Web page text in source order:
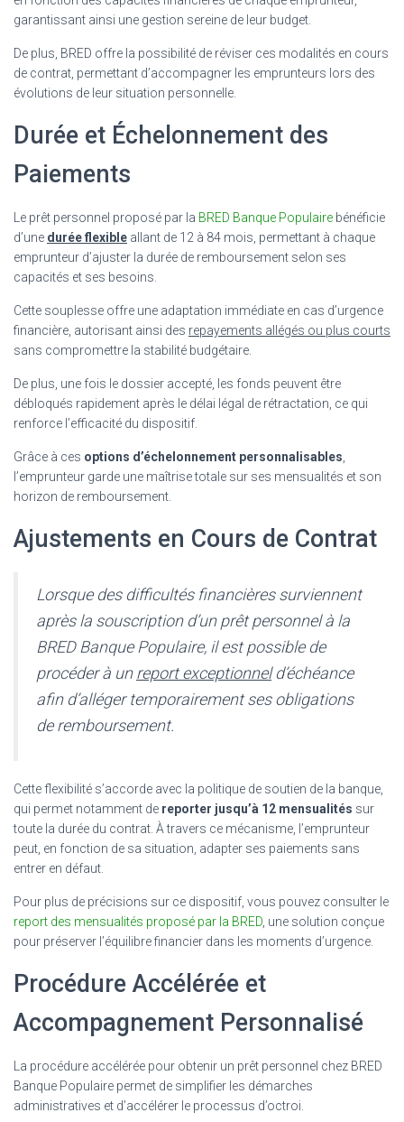
garantissant ainsi une gestion sereine de leur budget.
De plus, BRED offre la possibilité de réviser ces modalités en cours
de contrat, permettant d’accompagner les emprunteurs lors des
évolutions de leur situation personnelle.
Durée et Échelonnement des
Paiements
Le prêt personnel proposé par la BRED Banque Populaire bénéficie
d’une durée flexible allant de 12 à 84 mois, permettant à chaque
emprunteur d’ajuster la durée de remboursement selon ses
capacités et ses besoins.
Cette souplesse offre une adaptation immédiate en cas d’urgence
financière, autorisant ainsi des repayements allégés ou plus courts
sans compromettre la stabilité budgétaire.
De plus, une fois le dossier accepté, les fonds peuvent être
débloqués rapidement après le délai légal de rétractation, ce qui
renforce l’efficacité du dispositif.
Grâce à ces options d’échelonnement personnalisables
l’emprunteur garde une maîtrise totale sur ses mensualités et son
horizon de remboursement.
Ajustements en Cours de Contrat
Lorsque des difficultés financières surviennent
après la souscription d’un prêt personnel à la
BRED Banque Populaire, il est possible de
procéder à unreport exceptionneld’échéance
afin d’alléger temporairement ses obligations
de remboursement.
Cette flexibilité s’accorde avec la politique de soutien de la banque,
qui permet notamment de reporter jusqu’à 12 mensualités sur
toute la durée du contrat. À travers ce mécanisme, l’emprunteur
peut, en fonction de sa situation, adapter ses paiements sans
entrer en défaut.
Pour plus de précisions sur ce dispositif, vous pouvez consulter le
report des mensualités proposé par la BRED , une solution conçue
pour préserver l’équilibre financier dans les moments d’urgence.
Procédure Accélérée et
Accompagnement Personnalisé
La procédure accélérée pour obtenir un prêt personnel chez BRED
Banque Populaire permet de simplifier les démarches
administratives et d’accélérer le processus d’octroi.